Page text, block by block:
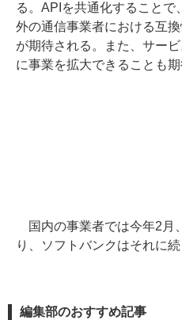
る。APIを共通化することで
外の通信事業者における互
が期待される。また、サー
に事業を拡大できることも期
国内の事業者では今年2月
り、ソフトバンクはそれに続
編集部のおすすめ記事